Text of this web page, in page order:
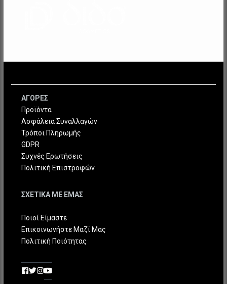
ΑΓΟΡΕΣ
Προϊόντα
Ασφάλεια Συναλλαγών
Τρόποι Πληρωμής
GDPR
Συχνές Ερωτήσεις
Πολιτική Επιστροφών
ΣΧΕΤΙΚΑ ΜΕ ΕΜΑΣ
Ποιοί Είμαστε
Επικοινωνήστε Μαζί Μας
Πολιτική Ποιότητας